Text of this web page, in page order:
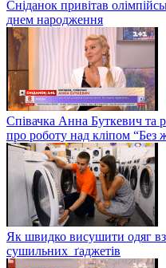
Сніданок привітав
днем народження
Співачка Анна Буткевич та
про роботу над кліпом “Без
Як швидко висушити одяг
сушильних ґаджетів